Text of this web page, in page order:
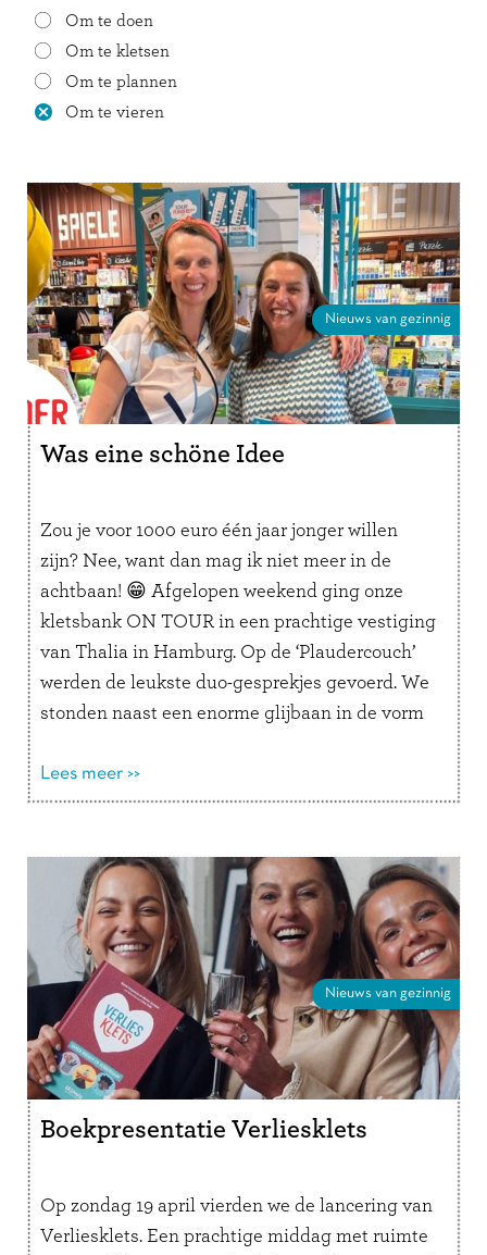
Om te doen
Om te kletsen
Om te plannen
Om te vieren
Nieuws van gezinnig
Was eine schöne Idee
Zou je voor 1000 euro één jaar jonger willen
zijn? Nee, want dan mag ik niet meer in de
achtbaan! 😁 Afgelopen weekend ging onze
kletsbank ON TOUR in een prachtige vestiging
van Thalia in Hamburg. Op de ‘Plaudercouch’
werden de leukste duo-gesprekjes gevoerd. We
stonden naast een enorme glijbaan in de vorm
Lees meer >>
Nieuws van gezinnig
Boekpresentatie Verliesklets
Op zondag 19 april vierden we de lancering van
Verliesklets. Een prachtige middag met ruimte